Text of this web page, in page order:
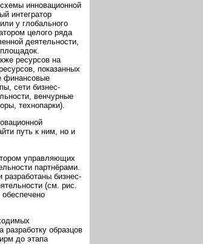
инновационной
интегратор
у глобального
целого ряда
деятельности,
ресурсов на
показанных
финансовые
сети бизнес-
венчурные
технопарки).
путь к ним, но и
управляющих
партнёрами.
бизнес-
(см. рис.
образцов
до этапа